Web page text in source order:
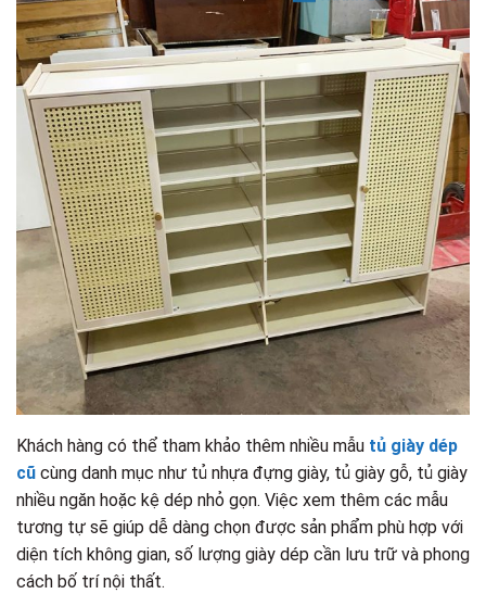
Khách hàng có thể tham khảo thêm nhiều mẫu tủ giày dép
cũ cùng danh mục như tủ nhựa đựng giày, tủ giày gỗ, tủ giày
nhiều ngăn hoặc kệ dép nhỏ gọn. Việc xem thêm các mẫu
tương tự sẽ giúp dễ dàng chọn được sản phẩm phù hợp với
diện tích không gian, số lượng giày dép cần lưu trữ và phong
cách bố trí nội thất.